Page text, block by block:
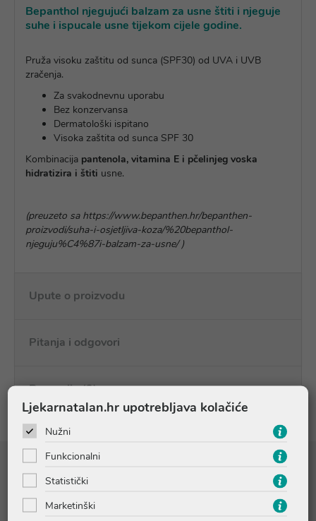
Bepanthol njegujući balzam za usne štiti i njeguje
suhe i ispucale usne tijekom cijele godine.
Pruža visoku zaštitu od sunca (SPF30) od UVA i UVB
zračenja.
Za svakodnevnu uporabu
Bez konzervansa
Dermatološki ispitano
Visoka zaštita od sunca SPF 30
Kombinacija pantenola, vitamina E i pčelinjeg voska
hidratizira i štiti usne.
(preuzeto sa https://www.bepanthen.hr/bepanthen-
proizvodi/suha-i-osjetljiva-koza/%20bepanthol-
njeguju%C4%87i-balzam-za-usne/ )
Upute o proizvodu
Pitanja i odgovori
Recenzije (2)
CAPRYLIC/CAPRIC TRIGLYCERIDE, RICINUS COMMUNIS SEED
Ljekarnatalan.hr upotrebljava kolačiće
Nužni
Funkcionalni
Statistički
Marketinški